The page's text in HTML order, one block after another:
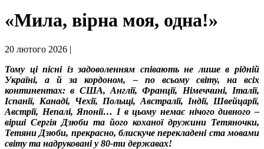
«Мила, вірна моя, одна!»
20 лютого 2026 |
Тому ці пісні із задоволенням співають не лише в рідній
Україні, а й за кордоном, – по всьому світу, на всіх
континентах: в США, Англії, Франції, Німеччині, Італії,
Іспанії, Канаді, Чехії, Польщі, Австралії, Індії, Швейцарії,
Австрії, Непалі, Японії… І в цьому немає нічого дивного –
вірші Сергія Дзюби та його коханої дружини Тетяночки,
Тетяни Дзюби, прекрасно, блискуче перекладені ста мовами
світу та надруковані у 80-ти державах!